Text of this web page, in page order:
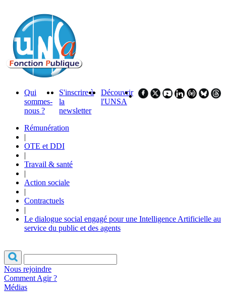
Qui
sommes-
nous ?
S'inscrire à
la
newsletter
Découvrir
l'UNSA
Rémunération
|
OTE et DDI
|
Travail & santé
|
Action sociale
|
Contractuels
|
Le dialogue social engagé pour une Intelligence Artificielle au
service du public et des agents
Nous rejoindre
Comment Agir ?
Médias